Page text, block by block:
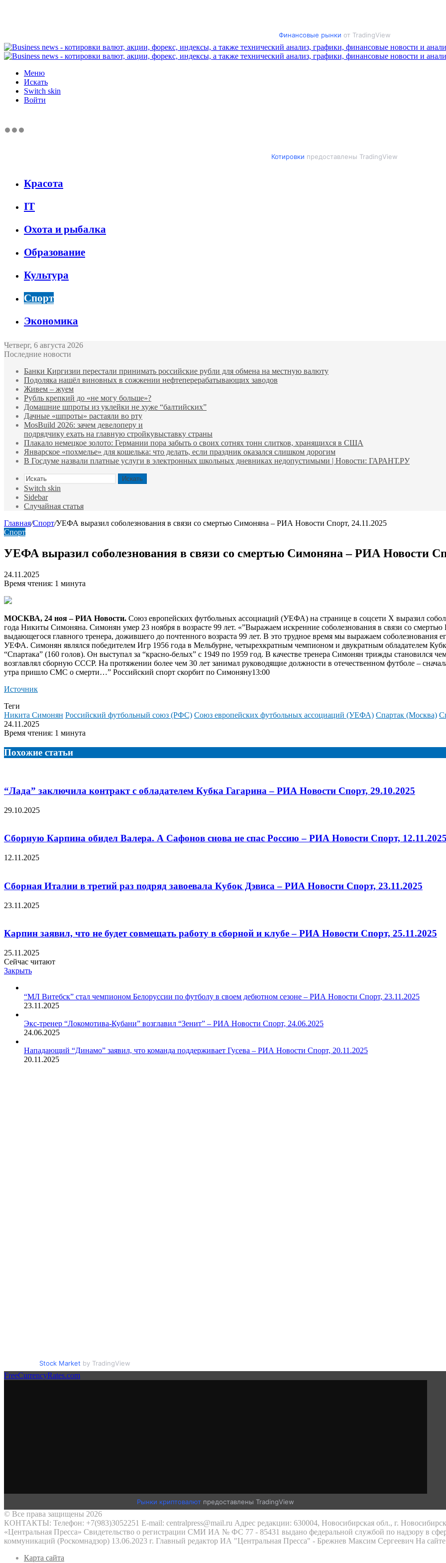
Финансовые рынки от TradingView
Меню
Искать
Switch skin
Войти
Котировки предоставлены TradingView
Красота
IT
Охота и рыбалка
Образование
Культура
Спорт
Экономика
Четверг, 6 августа 2026
Последние новости
Банки Киргизии перестали принимать российские рубли для обмена на местную валюту
Подоляка нашёл виновных в сожжении нефтеперерабатывающих заводов
Живем – жуем
Рубль крепкий до «не могу больше»?
Домашние шпроты из уклейки не хуже “балтийских”
Дачные «шпроты» растаяли во рту
MosBuild 2026: зачем девелоперу и
подрядчиĸу ехать на главную стройĸувыставĸу страны
Плакало немецкое золото: Германии пора забыть о своих сотнях тонн слитков, хранящихся в США
Январское «похмелье» для кошелька: что делать, если праздник оказался слишком дорогим
В Госдуме назвали платные услуги в электронных школьных дневниках недопустимыми | Новости: ГАРАНТ.РУ
Искать
Switch skin
Sidebar
Случайная статья
Главная/Спорт/УЕФА выразил соболезнования в связи со смертью Симоняна – РИА Новости Спорт, 24.11.2025
Спорт
УЕФА выразил соболезнования в связи со смертью Симоняна – РИА Новости
24.11.2025
Время чтения: 1 минута
МОСКВА, 24 ноя – РИА Новости. Союз европейских футбольных ассоциаций (УЕФА) на странице в соцсети Х выразил
года Никиты Симоняна. Симонян умер 23 ноября в возрасте 99 лет. «”Выражаем искренние соболезнования в связи со
выдающегося главного тренера, дожившего до почтенного возраста 99 лет. В это трудное время мы выражаем соболезнования
УЕФА. Симонян являлся победителем Игр 1956 года в Мельбурне, четырехкратным чемпионом и двукратным обладателем
“Спартака” (160 голов). Он выступал за “красно-белых” с 1949 по 1959 год. В качестве тренера Симонян трижды становился
возглавлял сборную СССР. На протяжении более чем 30 лет занимал руководящие должности в отечественном футболе –
утра пришло СМС о смерти…” Российский спорт скорбит по Симоняну13:00
Источник
Теги
Никита Симонян Российский футбольный союз (РФС) Союз европейских футбольных ассоциаций (УЕФА) Спартак (Москва)
24.11.2025
Время чтения: 1 минута
Похожие статьи
“Лада” заключила контракт с обладателем Кубка Гагарина – РИА Новости Спорт, 29.10.2025
29.10.2025
Сборную Карпина обидел Валера. А Сафонов снова не спас Россию – РИА Новости Спорт, 12.11.2025
12.11.2025
Сборная Италии в третий раз подряд завоевала Кубок Дэвиса – РИА Новости Спорт, 23.11.2025
23.11.2025
Карпин заявил, что не будет совмещать работу в сборной и клубе – РИА Новости Спорт, 25.11.2025
25.11.2025
Сейчас читают
Закрыть
“МЛ Витебск” стал чемпионом Белоруссии по футболу в своем дебютном сезоне – РИА Новости Спорт, 23.11.2025
23.11.2025
Экс-тренер “Локомотива-Кубани” возглавил “Зенит” – РИА Новости Спорт, 24.06.2025
24.06.2025
Нападающий “Динамо” заявил, что команда поддерживает Гусева – РИА Новости Спорт, 20.11.2025
20.11.2025
Stock Market by TradingView
FreeCurrencyRates.com
Рынки криптовалют предоставлены TradingView
© Все права защищены 2026
КОНТАКТЫ: Телефон: +7(983)3052251 E-mail: centralpress@mail.ru Адрес редакции: 630004, Новосибирская обл., г.
«Центральная Пресса» Свидетельство о регистрации СМИ ИА № ФС 77 - 85431 выдано федеральной службой по надзору в
коммуникаций (Роскомнадзор) 13.06.2023 г. Главный редактор ИА "Центральная Пресса" - Брежнев Максим Сергеевич На
Карта сайта